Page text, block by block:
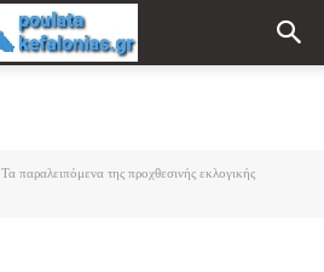
Τα παραλειπόμενα της προχθεσινής εκλογικής